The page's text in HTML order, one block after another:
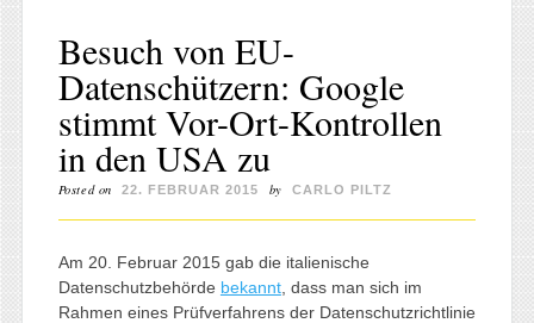
Besuch von EU-
Datenschützern: Google
stimmt Vor-Ort-Kontrollen
in den USA zu
Posted on 22. FEBRUAR 2015 by CARLO PILTZ
Am 20. Februar 2015 gab die italienische
Datenschutzbehörde bekannt, dass man sich im
Rahmen eines Prüfverfahrens der Datenschutzrichtlinie